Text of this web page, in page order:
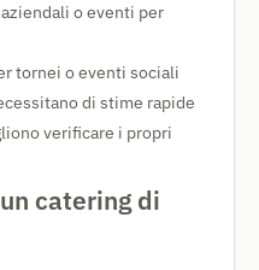
o eventi per
tornei o eventi sociali
di stime rapide
verificare i propri
catering di